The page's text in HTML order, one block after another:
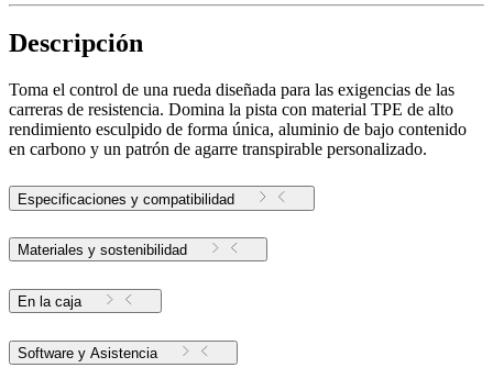
Descripción
Toma el control de una rueda diseñada para las exigencias de las
carreras de resistencia. Domina la pista con material TPE de alto
rendimiento esculpido de forma única, aluminio de bajo contenido
en carbono y un patrón de agarre transpirable personalizado.
Especificaciones y compatibilidad
Materiales y sostenibilidad
En la caja
Software y Asistencia